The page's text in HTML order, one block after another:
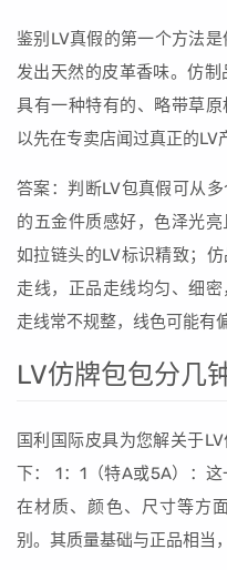
鉴别LV真假的第一个方法
发出天然的皮革香味。仿
具有一种特有的、略带草
以先在专卖店闻过真正的LV
答案：判断LV包真假可从
的五金件质感好，色泽光
如拉链头的LV标识精致；
走线，正品走线均匀、细
走线常不规整，线色可能有
LV仿牌包包分几
国利国际皮具为您解关于
下： 1：1（特A或5A）：
在材质、颜色、尺寸等方
别。其质量基础与正品相当